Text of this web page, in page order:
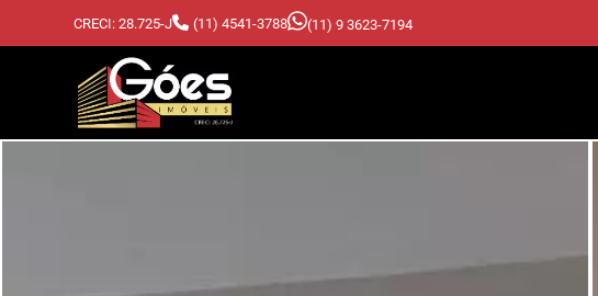
CRECI: 28.725-J (11) 4541-3788 (11) 9 3623-7194